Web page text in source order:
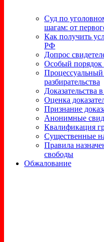
Суд по
шагам: от
Как получить
РФ
Допрос
Особый порядок
Процессуальный
разбирательства
Доказательства
Оценка
Признание
Анонимные
Квалификация
Существенные
Правила
свободы
Обжалование